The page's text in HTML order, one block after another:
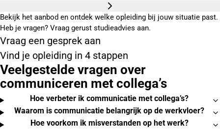
Bekijk het aanbod en ontdek welke opleiding bij jouw situatie past.
Heb je vragen? Vraag gerust studieadvies aan.
Vraag een gesprek aan
Vind je opleiding in 4 stappen
Veelgestelde vragen over
communiceren met collega’s
Hoe verbeter ik communicatie met collega’s?
Waarom is communicatie belangrijk op de werkvloer?
Hoe voorkom ik misverstanden op het werk?